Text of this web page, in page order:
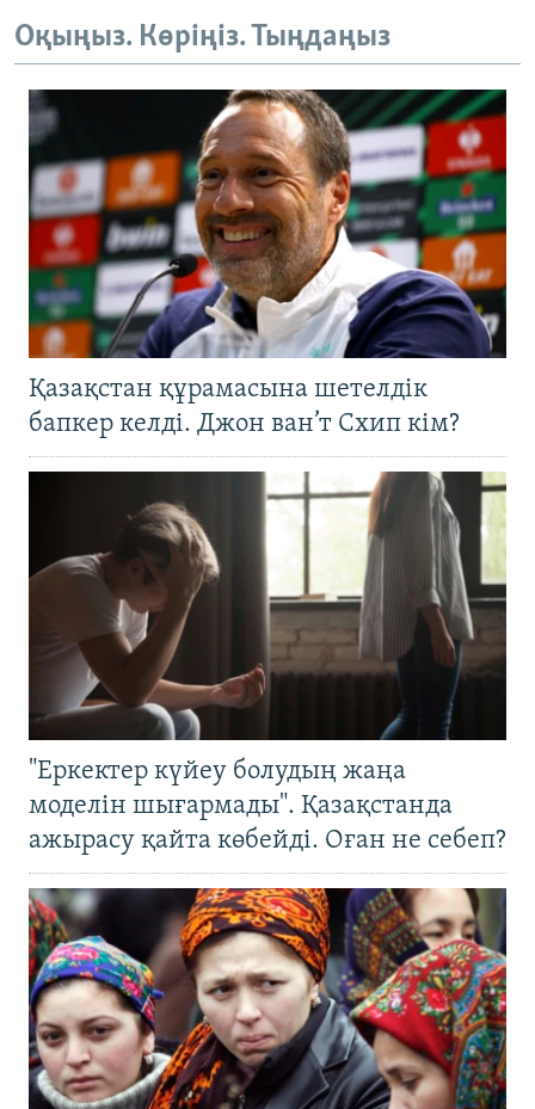
Оқыңыз. Көріңіз. Тыңдаңыз
Қазақстан құрамасына шетелдік
бапкер келді. Джон ван’т Схип кім?
"Еркектер күйеу болудың жаңа
моделін шығармады". Қазақстанда
ажырасу қайта көбейді. Оған не себеп?